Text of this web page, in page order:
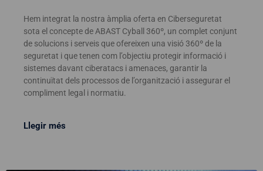
Hem integrat la nostra àmplia oferta en Ciberseguretat
sota el concepte de ABAST Cyball 360º, un complet conjunt
de solucions i serveis que ofereixen una visió 360º de la
seguretat i que tenen com l’objectiu protegir informació i
sistemes davant ciberatacs i amenaces, garantir la
continuïtat dels processos de l’organització i assegurar el
compliment legal i normatiu.
Llegir més